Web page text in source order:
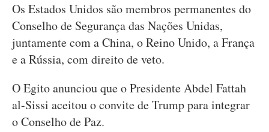
Os Estados Unidos são membros permanentes do
Conselho de Segurança das Nações Unidas,
juntamente com a China, o Reino Unido, a França
e a Rússia, com direito de veto.
O Egito anunciou que o Presidente Abdel Fattah
al-Sissi aceitou o convite de Trump para integrar
o Conselho de Paz.